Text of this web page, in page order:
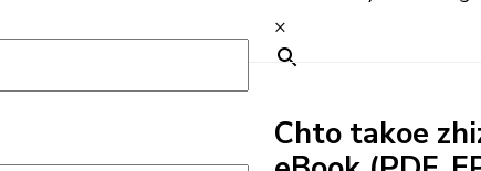
×
Chto takoe